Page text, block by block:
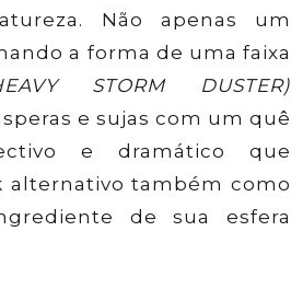
Não apenas um
a forma de uma faixa
STORM DUSTER)
e sujas com um quê
e dramático que
alternativo também como
de sua esfera